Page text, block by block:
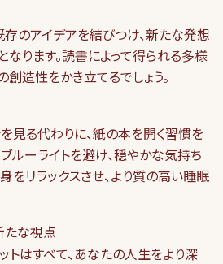
のアイデアを結びつけ、新たな発想
ります。読書によって得られる多様
創造性をかき立てるでしょう。
見る代わりに、紙の本を開く習慣を
ルーライトを避け、穏やかな気持ち
をリラックスさせ、より質の高い睡眠
たな視点
トはすべて、あなたの人生をより深